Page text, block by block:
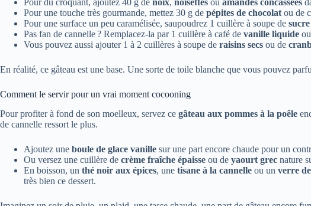
Pour du croquant, ajoutez 40 g de noix, noisettes ou amandes concassées
Pour une touche très gourmande, mettez 30 g de pépites de chocolat ou de
Pour une surface un peu caramélisée, saupoudrez 1 cuillère à soupe de
Pas fan de cannelle ? Remplacez-la par 1 cuillère à café de vanille liquide
Vous pouvez aussi ajouter 1 à 2 cuillères à soupe de raisins secs ou de
En réalité, ce gâteau est une base. Une sorte de toile blanche que vous pouvez
Comment le servir pour un vrai moment cocooning
Pour profiter à fond de son moelleux, servez ce gâteau aux pommes à la poêle
de cannelle ressort le plus.
Ajoutez une boule de glace vanille sur une part encore chaude pour un
Ou versez une cuillère de crème fraîche épaisse ou de yaourt grec nature
En boisson, un thé noir aux épices, une tisane à la cannelle ou un verre
très bien ce dessert.